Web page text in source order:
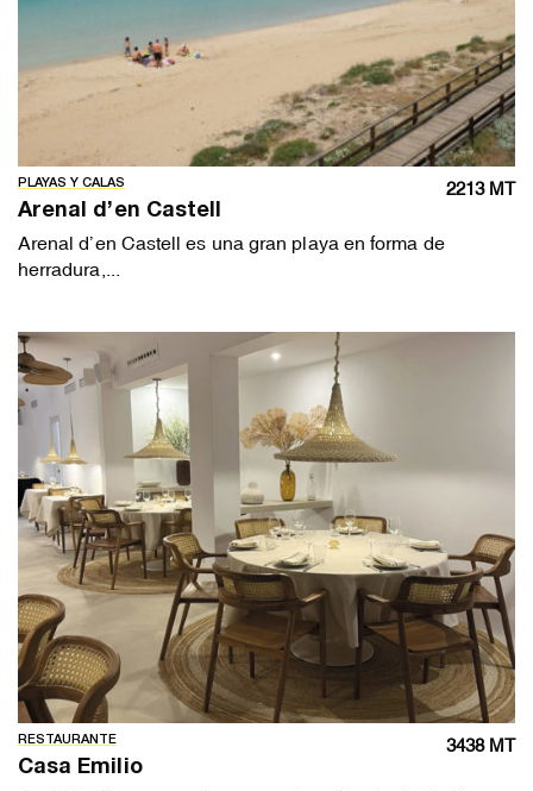
PLAYAS Y CALAS 2213 MT
Arenal d’en Castell
Arenal d’en Castell es una gran playa en forma de
herradura,...
RESTAURANTE 3438 MT
Casa Emilio